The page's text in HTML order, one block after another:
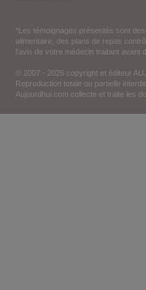
*Les témoignages présentés sont
alimentaire, des plans de repas
l'avis de votre médecin traitant avant
© 2007 - 2026 copyright et éditeur
Reproduction totale ou partielle
Aujourdhui.com collecte et traite les